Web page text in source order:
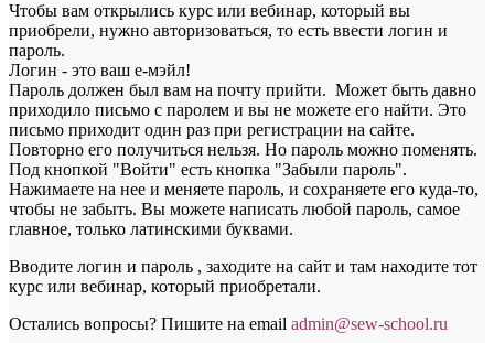
Чтобы вам открылись курс или вебинар, который вы
приобрели, нужно авторизоваться, то есть ввести логин и
пароль.
Логин - это ваш е-мэйл!
Пароль должен был вам на почту прийти. Может быть давно
приходило письмо с паролем и вы не можете его найти. Это
письмо приходит один раз при регистрации на сайте.
Повторно его получиться нельзя. Но пароль можно поменять.
Под кнопкой "Войти" есть кнопка "Забыли пароль".
Нажимаете на нее и меняете пароль, и сохраняете его куда-то,
чтобы не забыть. Вы можете написать любой пароль, самое
главное, только латинскими буквами.
Вводите логин и пароль , заходите на сайт и там находите тот
курс или вебинар, который приобретали.
Остались вопросы? Пишите на email admin@sew-school.ru